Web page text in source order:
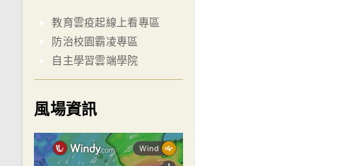
教育雲疫起線上看專區
防治校園霸凌專區
自主學習雲端學院
風場資訊